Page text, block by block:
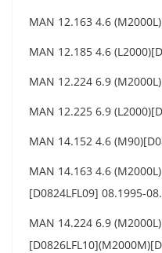
MAN 12.163 4.6
MAN 12.185 4.6
MAN 12.224 6.9
MAN 12.225 6.9
MAN 14.152 4.6
MAN 14.163 4.6
[D0824LFL09] 08.1995-
MAN 14.224 6.9